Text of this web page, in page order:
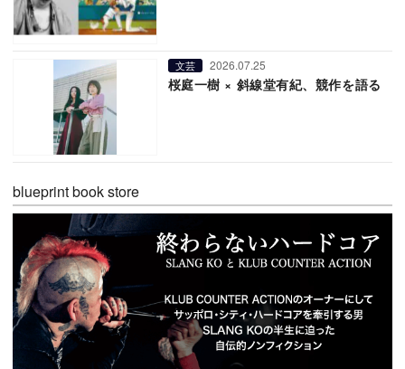
文芸 2026.07.25
桜庭一樹 × 斜線堂有紀、競作を語る
blueprint book store